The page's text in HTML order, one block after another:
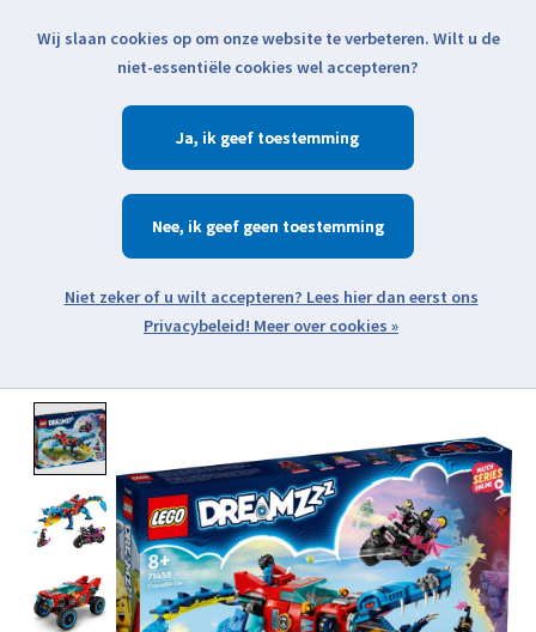
Klik voor actuele verzendinformatie...
Verlanglijst
Zoeken
Open webshop menu
Wij slaan cookies op om onze website te verbeteren. Wilt u de
niet-essentiële cookies wel accepteren?
Ja
Nee
Meer over cookies »